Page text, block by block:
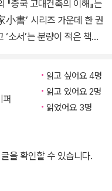
로 발전하는 데 중요한 역
로 탐구했다. 60여 년 동안
의 논문과 25권에 달하는
湘의 유고 및 부친 푸중모
작업으로 국무원 고적정
문으로 초빙되기도 했다.
중국 국내외에 소장된 중
미술전집·회화편』 중 『양
책임 편집했다.
등 다양한 방송을 통해 대중
중국 고대건축의 이해』는
小書’ 시리즈 가운데 한 권
소서’는 분량이 적은 책임
일반적인 대중서라고 하기
으로 구성된 책의 각 부분
‘중국 고대 건축 개설’은
형을 요약하고 있다. 2장
는 『영조법식營造法式』
)에 근거해서 당나라 이후
술성이 매우 짙은 내용이
퍼
읽고 싶어요 4명
읽고 있어요 2명
읽었어요 3명
을 확인할 수 있습니다.